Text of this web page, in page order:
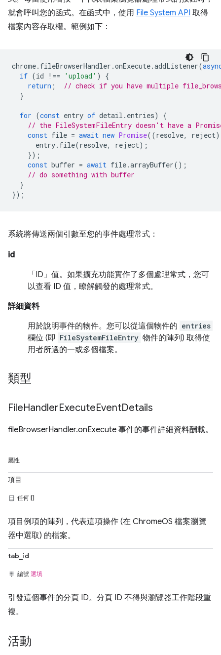
就會呼叫您的函式。在函式中，使用 File System API 取得
檔案內容存取權。範例如下：
chrome. fileBrowserHandler .onExecute.addListener(
if (id !== 'upload' )
{
return ;
// check if you have multiple
}
for (const entry of detail . entries)
{
// the FileSystemFileEntry doesn't have a
const file = await new Promise((resolve, reject)
entry. file(resolve, reject);
});
const buffer = await file.arrayBuffer();
// do something with buffer
}
});
系統將傳送兩個引數至您的事件處理常式：
id
「ID」值。如果擴充功能實作了多個處理常式，您可
以查看 ID 值，瞭解觸發的處理常式。
詳細資料
用於說明事件的物件。您可以從這個物件的 entries
欄位 (即 FileSystemFileEntry 物件的陣列) 取得使
用者所選的一或多個檔案。
類型
FileHandlerExecuteEventDetails
fileBrowserHandler.onExecute 事件的事件詳細資料酬載。
屬性
項目
任何 []
項目例項的陣列，代表這項操作 (在 ChromeOS 檔案瀏覽
器中選取) 的檔案。
tab_id
編號 選填
引發這個事件的分頁 ID。分頁 ID 不得與瀏覽器工作階段重
複。
活動